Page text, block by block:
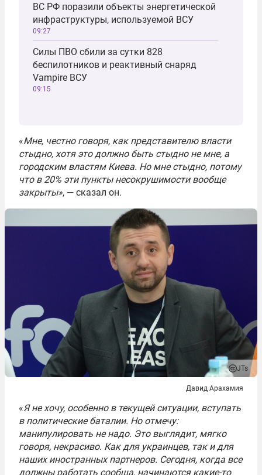
ВС РФ поразили объекты энергетической
инфраструктуры, используемой ВСУ
09:27
Силы ПВО сбили за сутки 828
беспилотников и реактивный снаряд
Vampire ВСУ
09:15
«Мне, честно говоря, как представителю власти
стыдно, хотя это должно быть стыдно не мне, а
городским властям Киева. Но мне стыдно, потому
что в 20% эти пункты несокрушимости вообще
закрыты», — сказал он.
JTs
Давид Арахамия
«Я не хочу, особенно в текущей ситуации, вступать
в политические баталии. Но отмечу:
манипулировать не надо. Это выглядит, мягко
говоря, некрасиво. Как для украинцев, так и для
наших иностранных партнеров. Сегодня, когда все
должны работать сообща, начинаются какие-то